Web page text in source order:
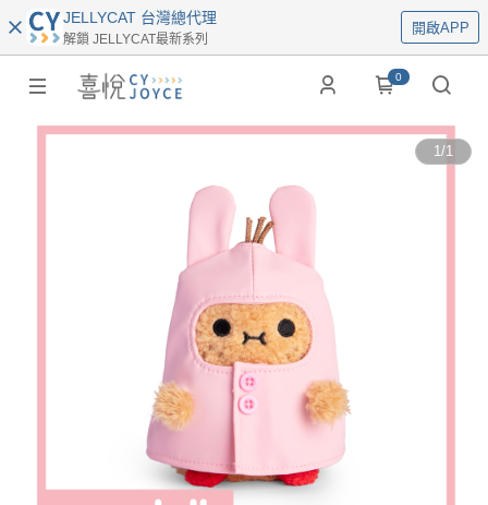
JELLYCAT 台灣總代理
解鎖 JELLYCAT最新系列
開啟APP
0
1/1